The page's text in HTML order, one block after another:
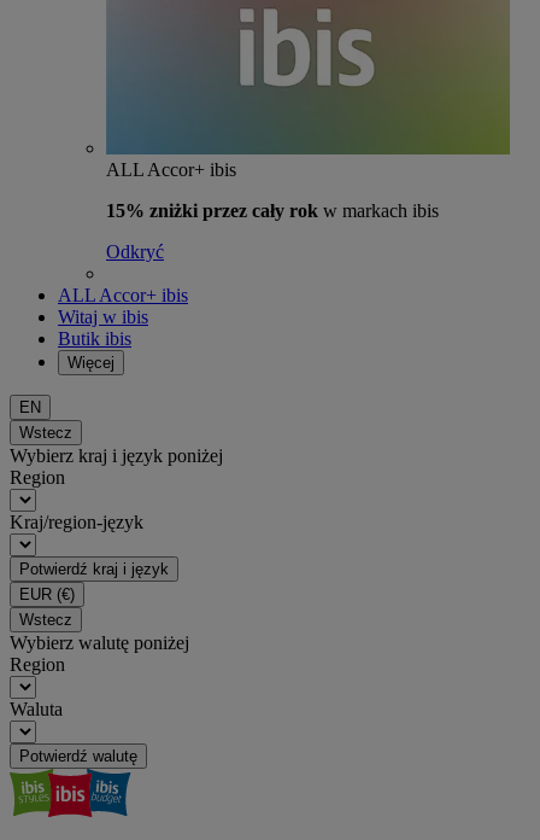
ALL Accor+ ibis
15% zniżki przez cały rok w markach ibis
Odkryć
ALL Accor+ ibis
Witaj w ibis
Butik ibis
Więcej
EN
Wstecz
Wybierz kraj i język poniżej
Region
Kraj/region-język
Potwierdź kraj i język
EUR (€)
Wstecz
Wybierz walutę poniżej
Region
Waluta
Potwierdź walutę